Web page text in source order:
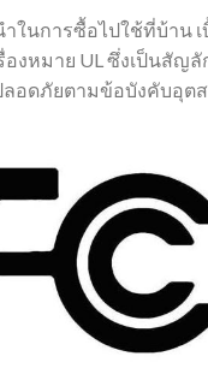
ในการซื้อไปใช้ที่บ้าน
องหมาย UL ซึ่งเป็นสัญลั
อดภัยตามข้อบังคับอุต